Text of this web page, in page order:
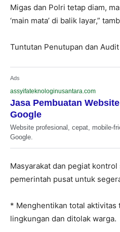
Migas dan Polri tetap diam,
‘main mata’ di balik layar,”
Tuntutan Penutupan dan
Ads
assyifateknologinusantara.com
Jasa Pembuatan
Google
Website profesional, cepat, mobile-
Google.
Masyarakat dan pegiat
pemerintah pusat untuk
* Menghentikan total aktivitas
lingkungan dan ditolak warga.